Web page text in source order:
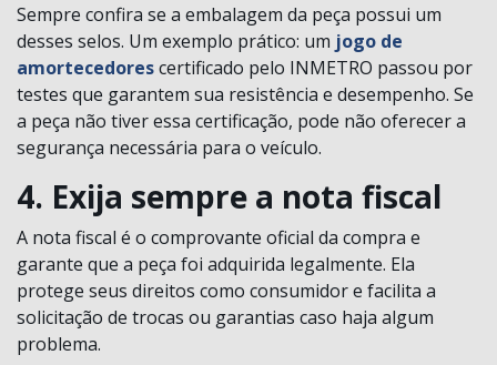
Sempre confira se a embalagem da peça possui um
desses selos. Um exemplo prático: um jogo de
amortecedorescertificado pelo INMETRO passou por
testes que garantem sua resistência e desempenho. Se
a peça não tiver essa certificação, pode não oferecer a
segurança necessária para o veículo.
4. Exija sempre a nota fiscal
A nota fiscal é o comprovante oficial da compra e
garante que a peça foi adquirida legalmente. Ela
protege seus direitos como consumidor e facilita a
solicitação de trocas ou garantias caso haja algum
problema.